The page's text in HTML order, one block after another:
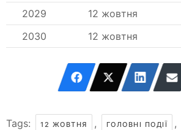
2029
12 жовтня
2030
12 жовтня
Tags: 12 ЖОВТНЯ , ГОЛОВНІ ПОДІЇ ,